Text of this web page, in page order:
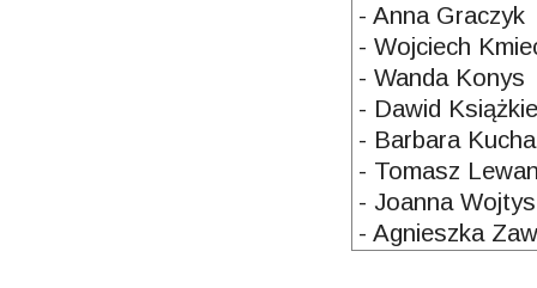
- Anna Graczyk
- Wojciech
- Wanda Konys
- Dawid
- Barbara
- Tomasz
- Joanna
- Agnieszka